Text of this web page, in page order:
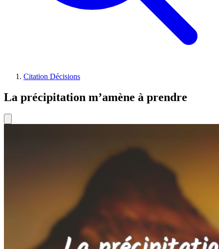
Citation Décisions
La précipitation m’amène à prendre